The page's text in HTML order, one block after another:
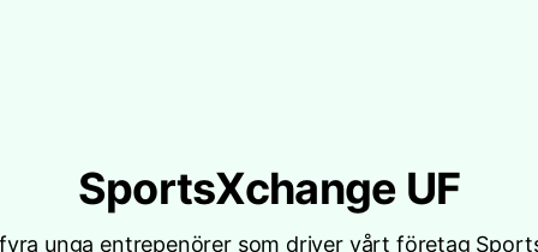
SportsXchange UF
unga entrepenörer som driver vårt företag